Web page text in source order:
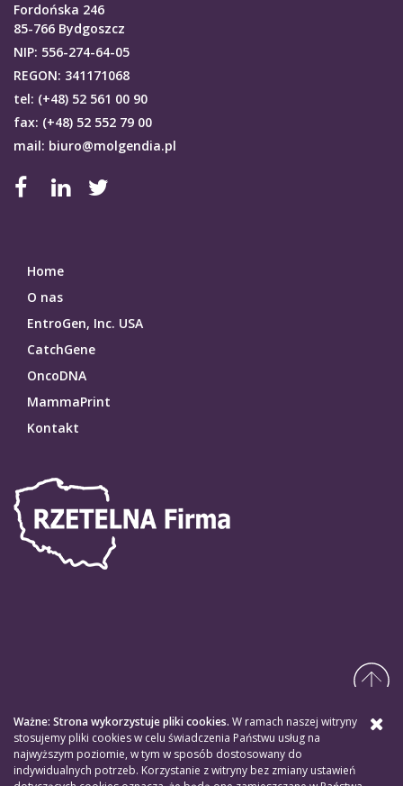
Fordońska 246
85-766 Bydgoszcz
NIP: 556-274-64-05
REGON: 341171068
tel: (+48) 52 561 00 90
fax: (+48) 52 552 79 00
mail: biuro@molgendia.pl
Home
O nas
EntroGen, Inc. USA
CatchGene
OncoDNA
MammaPrint
Kontakt
Ważne: Strona wykorzystuje pliki cookies. W ramach naszej witryny
stosujemy pliki cookies w celu świadczenia Państwu usług na
najwyższym poziomie, w tym w sposób dostosowany do
indywidualnych potrzeb. Korzystanie z witryny bez zmiany ustawień